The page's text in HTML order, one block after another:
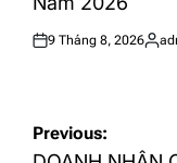
Posted
9 Tháng 8, 2026
Điều
Previous: